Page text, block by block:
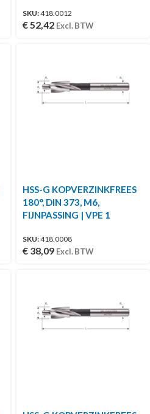
SKU:418.0012
€52,42 Excl. BTW
HSS-G KOPVERZINKFREES
180°, DIN 373, M6,
FIJNPASSING | VPE 1
SKU:418.0008
€ 38,09 Excl. BTW